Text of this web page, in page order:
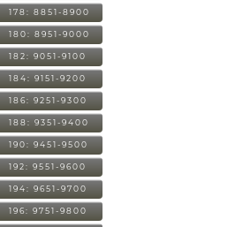
178: 8851-8900
180: 8951-9000
182: 9051-9100
184: 9151-9200
186: 9251-9300
188: 9351-9400
190: 9451-9500
192: 9551-9600
194: 9651-9700
196: 9751-9800